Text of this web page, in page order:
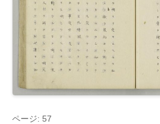
ページ: 57